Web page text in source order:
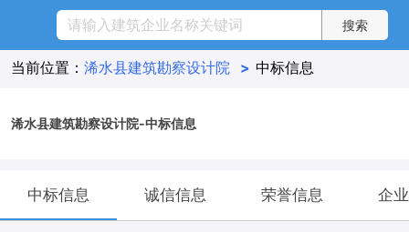
当前位置： 浠水县建筑勘察设计院 > 中标信息
浠水县建筑勘察设计院-中标信息
中标信息 诚信信息 荣誉信息 企